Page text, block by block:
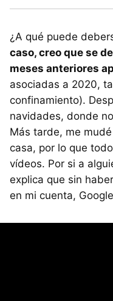
¿A qué puede
caso, creo que se
meses anteriores
asociadas a 2020,
confinamiento).
navidades, donde
Más tarde, me
casa, por lo que
vídeos. Por si a
explica que sin
en mi cuenta,